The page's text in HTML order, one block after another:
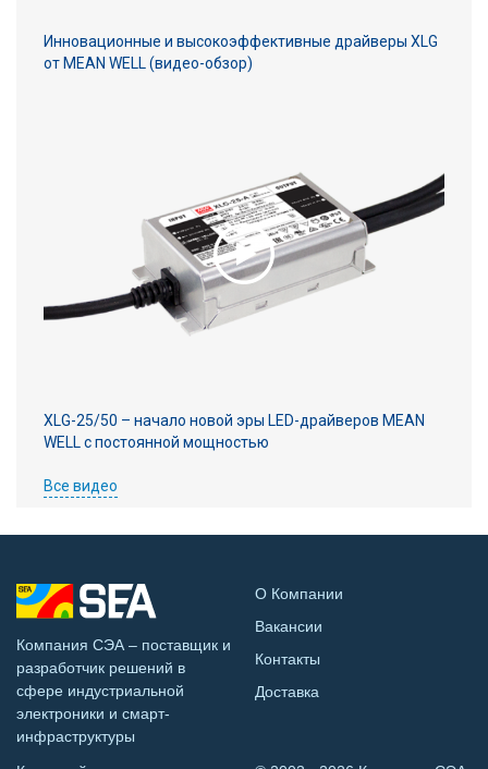
Инновационные и высокоэффективные драйверы XLG
от MEAN WELL (видео-обзор)
XLG-25/50 – начало новой эры LED-драйверов MEAN
WELL с постоянной мощностью
Все видео
Компания СЭА – поставщик и
разработчик решений в
сфере индустриальной
электроники и смарт-
инфраструктуры
О Компании
Вакансии
Контакты
Доставка